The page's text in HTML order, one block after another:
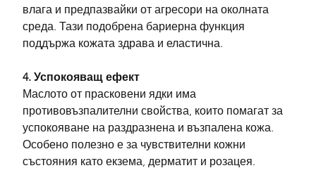
влага и предпазвайки от агресори на околната
среда. Тази подобрена бариерна функция
поддържа кожата здрава и еластична.
4. Успокояващ ефект
Маслото от прасковени ядки има
противовъзпалителни свойства, които помагат за
успокояване на раздразнена и възпалена кожа.
Особено полезно е за чувствителни кожни
състояния като екзема, дерматит и розацея.